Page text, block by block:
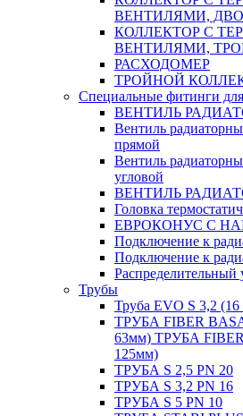
ВЕНТИЛЯМИ,
КОЛЛЕКТОР С
ВЕНТИЛЯМИ,
РАСХОДОМЕР
ТРОЙНОЙ
Специальные фитинги
ВЕНТИЛЬ
Вентиль
прямой
Вентиль
угловой
ВЕНТИЛЬ
Головка
ЕВРОКОНУС С
Подключение к
Подключение к
Распределительный
Трубы
Труба EVO S 3,2
ТРУБА FIBER
63мм) ТРУБА
125мм)
ТРУБА S 2,5 PN 20
ТРУБА S 3,2 PN 16
ТРУБА S 5 PN 10